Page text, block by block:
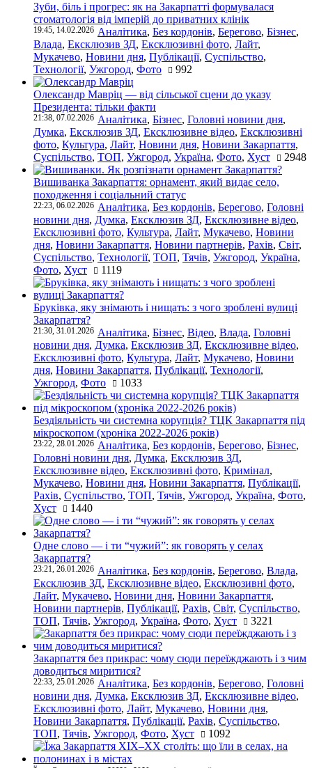
Зуби, біль і прогрес: як на Закарпатті формувалася
стоматологія від імперій до приватних клінік
19:45, 14.02.2026 Аналітика, Без кордонів, Берегово, Бізнес,
Влада, Ексклюзив ЗД, Ексклюзивні фото, Лайт,
Мукачево, Новини дня, Публікації, Суспільство,
Технології, Ужгород, Фото 992
Олександр Мавріц — від сільської сцени до указу
Президента: тільки факти
21:38, 07.02.2026 Аналітика, Бізнес, Головні новини дня,
Думка, Ексклюзив ЗД, Ексклюзивне відео, Ексклюзивні
фото, Культура, Лайт, Новини дня, Новини Закарпаття,
Суспільство, ТОП, Ужгород, Україна, Фото, Хуст 2948
Вишиванка Закарпаття: орнамент, який видає село,
походження і соціальний статус
22:23, 06.02.2026 Аналітика, Без кордонів, Берегово, Головні
новини дня, Думка, Ексклюзив ЗД, Ексклюзивне відео,
Ексклюзивні фото, Культура, Лайт, Мукачево, Новини
дня, Новини Закарпаття, Новини партнерів, Рахів, Світ,
Суспільство, Технології, ТОП, Тячів, Ужгород, Україна,
Фото, Хуст 1119
Бруківка, яку знімають і нищать: з чого зроблені вулиці
Закарпаття?
21:30, 31.01.2026 Аналітика, Бізнес, Відео, Влада, Головні
новини дня, Думка, Ексклюзив ЗД, Ексклюзивне відео,
Ексклюзивні фото, Культура, Лайт, Мукачево, Новини
дня, Новини Закарпаття, Публікації, Технології,
Ужгород, Фото 1033
Бездіяльність чи системна корупція? ТЦК Закарпаття під
мікроскопом (хроніка 2022-2026 років)
23:22, 28.01.2026 Аналітика, Без кордонів, Берегово, Бізнес,
Головні новини дня, Думка, Ексклюзив ЗД,
Ексклюзивне відео, Ексклюзивні фото, Кримінал,
Мукачево, Новини дня, Новини Закарпаття, Публікації,
Рахів, Суспільство, ТОП, Тячів, Ужгород, Україна, Фото,
Хуст
1440
Одне слово — і ти “чужий”: як говорять у селах
Закарпаття?
23:21, 26.01.2026 Аналітика, Без кордонів, Берегово, Влада,
Ексклюзив ЗД, Ексклюзивне відео, Ексклюзивні фото,
Лайт, Мукачево, Новини дня, Новини Закарпаття,
Новини партнерів, Публікації, Рахів, Світ, Суспільство,
ТОП, Тячів, Ужгород, Україна, Фото, Хуст 3221
Закарпаття без прикрас: чому сюди переїжджають і з чим
доводиться миритися?
22:33, 25.01.2026 Аналітика, Без кордонів, Берегово, Головні
новини дня, Думка, Ексклюзив ЗД, Ексклюзивне відео,
Ексклюзивні фото, Лайт, Мукачево, Новини дня,
Новини Закарпаття, Публікації, Рахів, Суспільство,
ТОП, Тячів, Ужгород, Фото, Хуст 1092